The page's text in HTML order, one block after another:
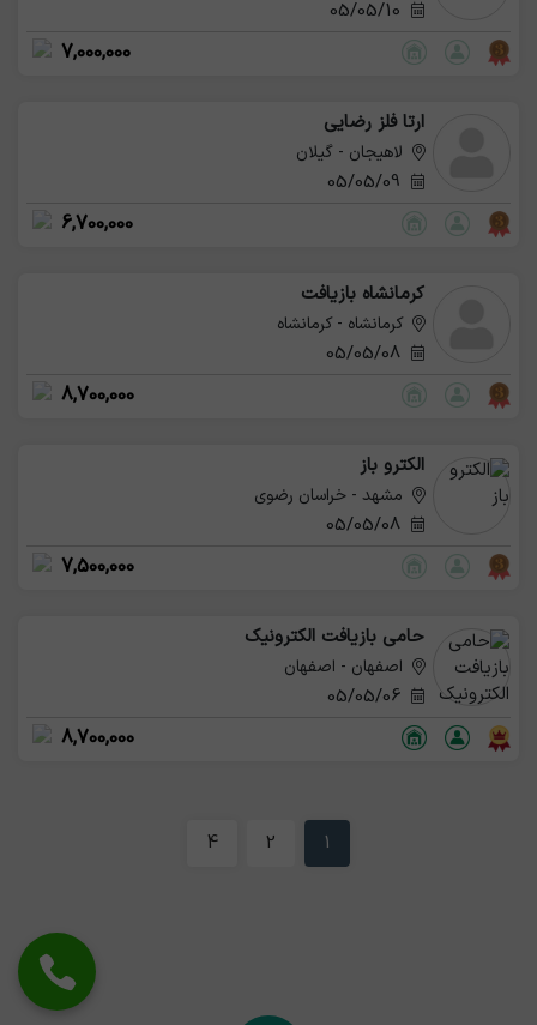
7,000,000
ارتا فلز رضایی
لاهیجان - گیلان
6,700,000
کرمانشاه بازیافت
کرمانشاه - کرمانشاه
05/05/08
8,700,000
الکترو باز
مشهد - خراسان رضوی
05/05/08
7,500,000
حامی بازیافت الکترونیک
اصفهان - اصفهان
05/05/06
8,700,000
1
2
4